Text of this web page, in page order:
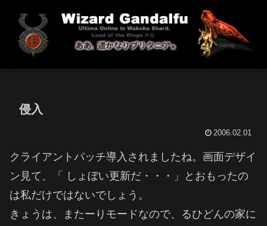
侵入
2006.02.01
クライアントパッチ導入されましたね。画面デザイ
ン見て、「 しょぼい更新だ・・・」とおもったの
は私だけではないでしょう。
きょうは、またーりモードなので、るひどんの家に